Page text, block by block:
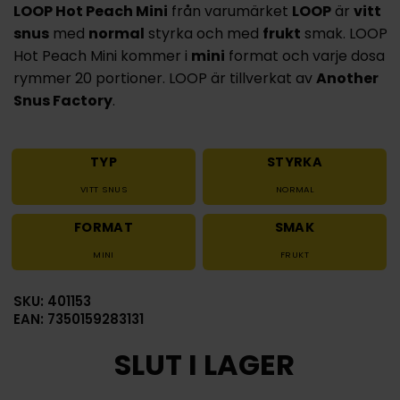
LOOP Hot Peach Mini från varumärket LOOP är vitt
snus med normal styrka och med frukt smak. LOOP
Hot Peach Mini kommer i mini format och varje dosa
rymmer 20 portioner. LOOP är tillverkat avAnother
Snus Factory.
TYP
VITT SNUS
STYRKA
NORMAL
FORMAT
MINI
SMAK
FRUKT
SKU: 401153
EAN: 7350159283131
SLUT I LAGER